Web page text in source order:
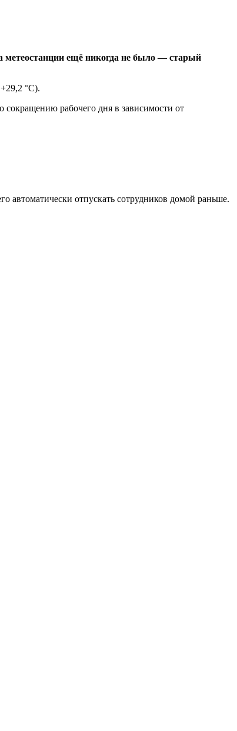
метеостанции ещё никогда не было — старый
°C).
сокращению рабочего дня в зависимости от
автоматически отпускать сотрудников домой раньше.